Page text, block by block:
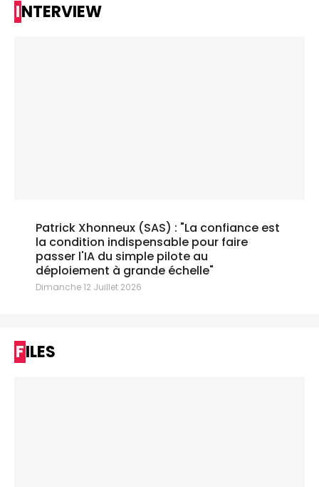
INTERVIEW
Patrick Xhonneux (SAS) : "La confiance est
la condition indispensable pour faire
passer l'IA du simple pilote au
déploiement à grande échelle"
Dimanche 12 Juillet 2026
FILES